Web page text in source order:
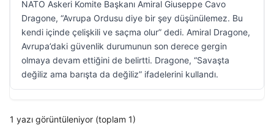
NATO Askeri Komite Başkanı Amiral Giuseppe Cavo
Dragone, “Avrupa Ordusu diye bir şey düşünülemez. Bu
kendi içinde çelişkili ve saçma olur” dedi. Amiral Dragone,
Avrupa’daki güvenlik durumunun son derece gergin
olmaya devam ettiğini de belirtti. Dragone, “Savaşta
değiliz ama barışta da değiliz” ifadelerini kullandı.
1 yazı görüntüleniyor (toplam 1)